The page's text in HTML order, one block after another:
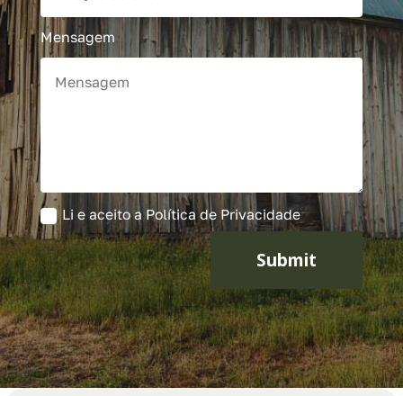
Mensagem
Li e aceito a Política de Privacidade
Submit